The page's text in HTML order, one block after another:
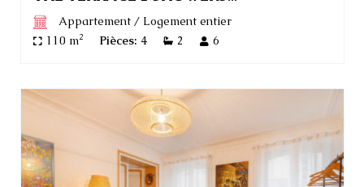
Appartement/ Logement entier
110 m2 Pièces: 4 2 6